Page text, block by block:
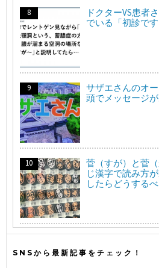
ドクターVS患者
でいる「初診で
サザエさんのオ
頭でメッセージ
菅（すが）と菅
じ漢字で読み方
したらどうする
SNSから最新記事をチェック！